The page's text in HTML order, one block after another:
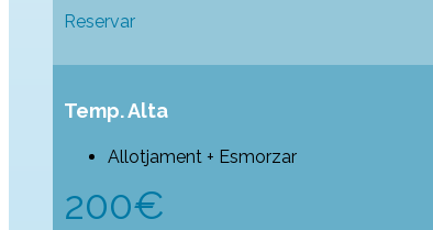
Reservar
Temp. Alta
Allotjament + Esmorzar
200€